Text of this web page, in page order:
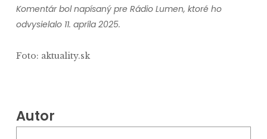
Komentár bol napísaný pre Rádio Lumen, ktoré ho
odvysielalo 11. apríla 2025.
Foto: aktuality.sk
Autor